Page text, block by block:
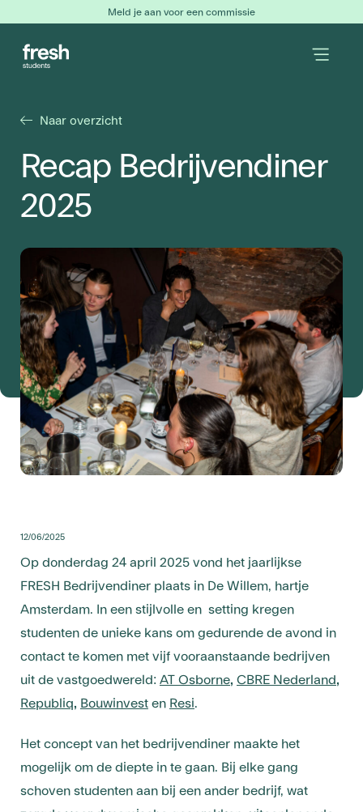
Meld je aan voor een commissie
Naar overzicht
Recap Bedrijvendiner
2025
12/06/2025
Op donderdag 24 april 2025 vond het jaarlijkse
FRESH Bedrijvendiner plaats in De Willem, hartje
Amsterdam. In een stijlvolle en setting kregen
studenten de unieke kans om gedurende de avond in
contact te komen met vijf vooraanstaande bedrijven
uit de vastgoedwereld: AT Osborne, CBRE Nederland,
Republiq, Bouwinvest en Resi.
Het concept van het bedrijvendiner maakte het
mogelijk om de diepte in te gaan. Bij elke gang
schoven studenten aan bij een ander bedrijf, wat